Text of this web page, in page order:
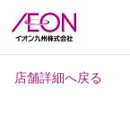
店舗詳細へ戻る